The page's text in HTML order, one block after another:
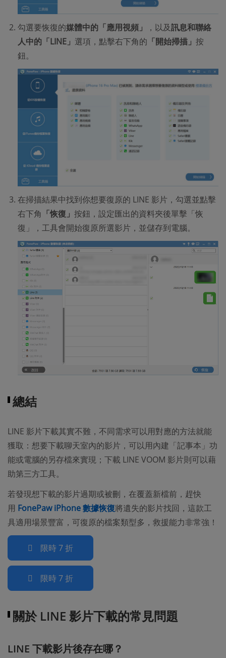
勾選要恢復的媒體中的「應用視頻」 ，以及訊息和聯絡
人中的「LINE」 選項，點擊右下角的 「開始掃描」 按
鈕。
在掃描結果中找到你想要復原的 LINE 影片，勾選並點擊
右下角 「恢復」 按鈕，設定匯出的資料夾後單擊「恢
復」，工具會開始復原所選影片，並儲存到電腦。
總結
LINE 影片下載其實不難，不同需求可以用對應的方法就能
獲取：想要下載聊天室內的影片，可以用內建「記事本」功
能或電腦的另存檔來實現；下載 LINE VOOM 影片則可以藉
助第三方工具。
若發現想下載的影片過期或被刪，在覆蓋新檔前，趕快
用 FonePaw iPhone 數據恢復將遺失的影片找回，這款工
具適用場景豐富，可復原的檔案類型多，救援能力非常強！
限時 7 折
限時 7 折
關於 LINE 影片下載的常見問題
LINE 下載影片後存在哪？